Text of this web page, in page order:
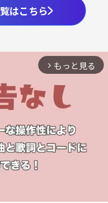
はこちら
arrow_forward_ios もっと見る